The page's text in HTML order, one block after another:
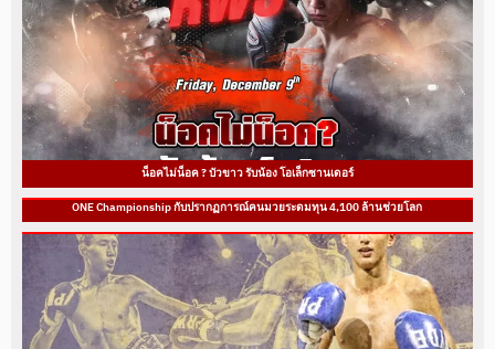
น็อคไม่น็อค ? บัวขาว รับน้อง โอเล็กซานเดอร์
ONE Championship กับปรากฏการณ์คนมวยระดมทุน 4,100 ล้านช่วยโลก